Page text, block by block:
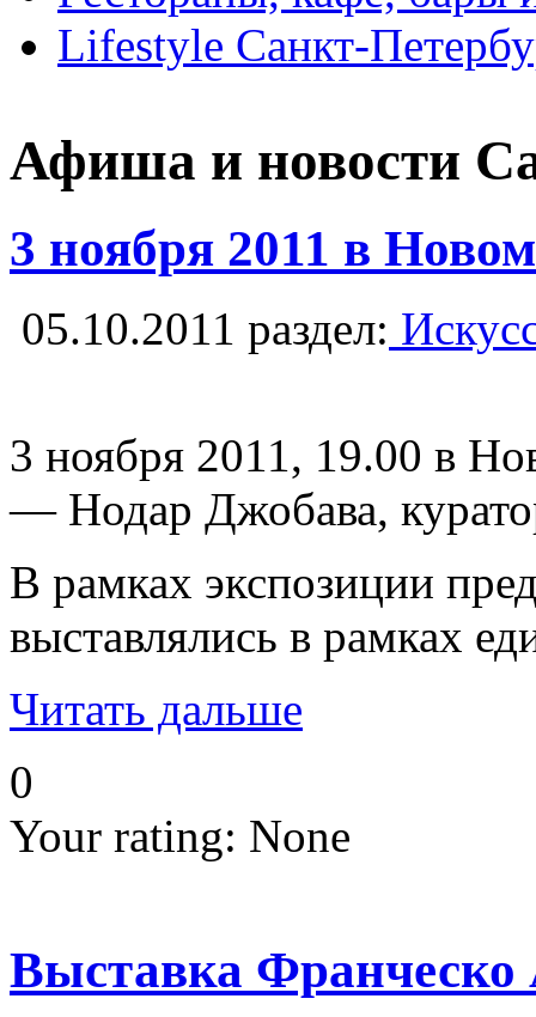
Lifestyle Санкт-
Афиша и новости
3 ноября 2011 в
05.10.2011 раздел:
3 ноября 2011, 19.00 в
— Нодар Джобава,
В рамках экспозиции
выставлялись в рамках
Читать дальше
0
Your rating: None
Выставка Франческо